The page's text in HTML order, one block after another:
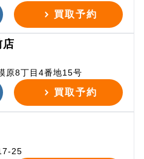
買取予約
店
原8丁目4番地15号
買取予約
25